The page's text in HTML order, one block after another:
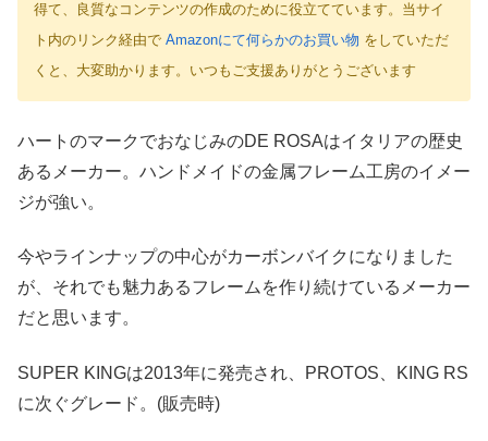
得て、良質なコンテンツの作成のために役立てています。当サイ
ト内のリンク経由で Amazonにて何らかのお買い物 をしていただ
くと、大変助かります。いつもご支援ありがとうございます
ハートのマークでおなじみのDE ROSAはイタリアの歴史
あるメーカー。ハンドメイドの金属フレーム工房のイメー
ジが強い。
今やラインナップの中心がカーボンバイクになりました
が、それでも魅力あるフレームを作り続けているメーカー
だと思います。
SUPER KINGは2013年に発売され、PROTOS、KING RS
に次ぐグレード。(販売時)